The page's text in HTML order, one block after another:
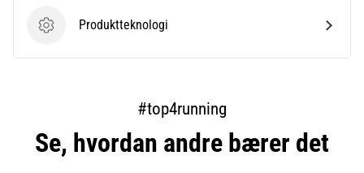
Produktteknologi
Produktteknologi
#top4running
Se, hvordan andre bærer det